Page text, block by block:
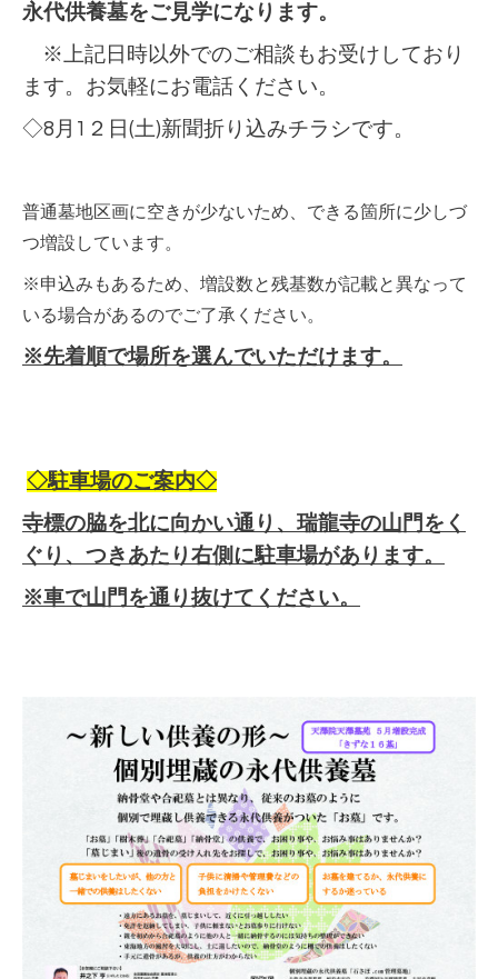
永代供養墓をご見学になります。
※上記日時以外でのご相談もお受けしており
ます。お気軽にお電話ください。
◇8月1２日(土)新聞折り込みチラシです。
普通墓地区画に空きが少ないため、できる箇所に少しづ
つ増設しています。
※申込みもあるため、増設数と残基数が記載と異なって
いる場合があるのでご了承ください。
※先着順で場所を選んでいただけます。
◇駐車場のご案内◇
寺標の脇を北に向かい通り、瑞龍寺の山門をく
ぐり、つきあたり右側に駐車場があります。
※車で山門を通り抜けてください。